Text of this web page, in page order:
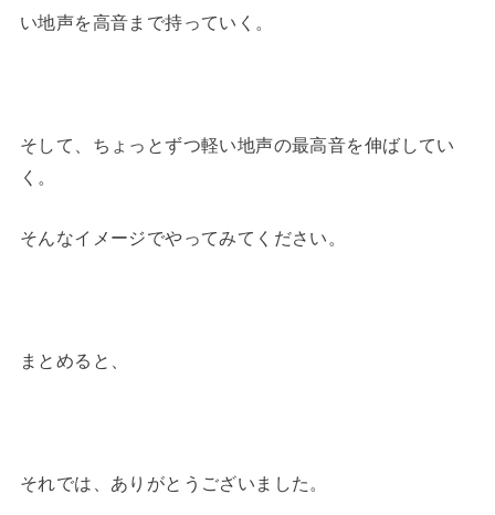
い地声を高音まで持っていく。
そして、ちょっとずつ軽い地声の最高音を伸ばしてい
く。
そんなイメージでやってみてください。
まとめると、
それでは、ありがとうございました。